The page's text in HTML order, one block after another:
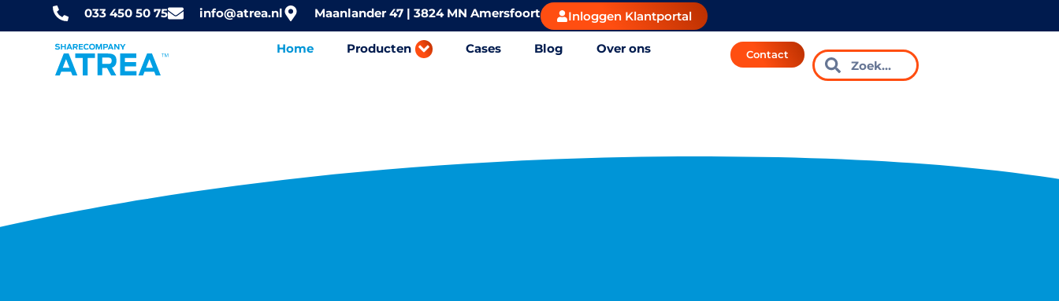
033 450 50 75 info@atrea.nl Maanlander 47 | 3824 MN Amersfoort Inloggen Klantportal
Home Producten Cases Blog Over ons Contact